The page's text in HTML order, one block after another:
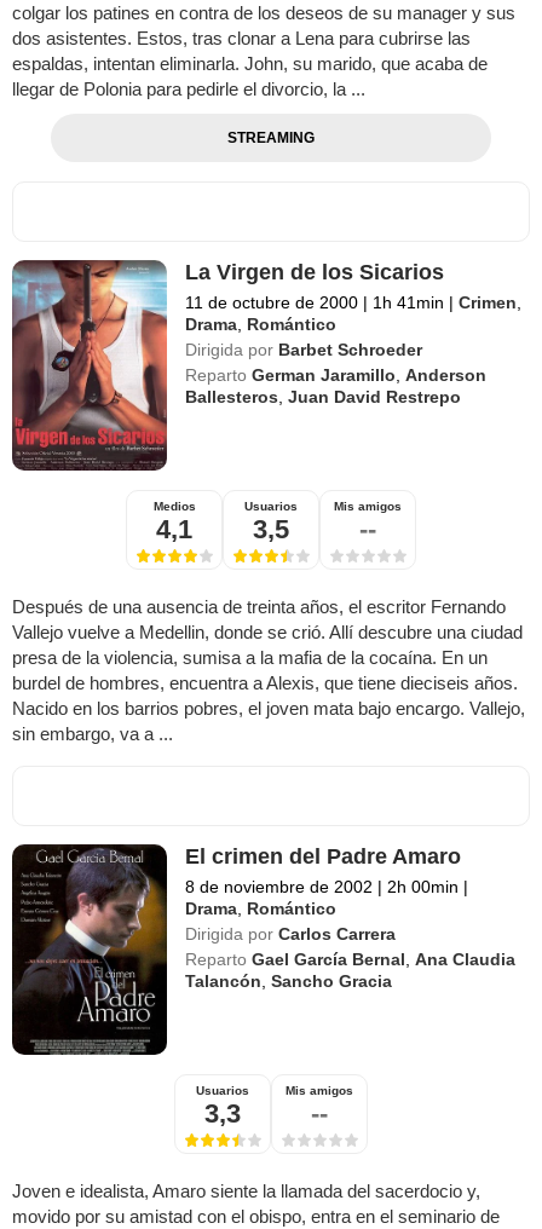
colgar los patines en contra de los deseos de su manager y sus
dos asistentes. Estos, tras clonar a Lena para cubrirse las
espaldas, intentan eliminarla. John, su marido, que acaba de
llegar de Polonia para pedirle el divorcio, la ...
STREAMING
La Virgen de los Sicarios
11 de octubre de 2000 | 1h 41min | Crimen,
Drama, Romántico
Dirigida por Barbet Schroeder
Reparto German Jaramillo,Anderson
Ballesteros,Juan David Restrepo
Medios
4,1
Usuarios
3,5
Mis amigos
--
Después de una ausencia de treinta años, el escritor Fernando
Vallejo vuelve a Medellin, donde se crió. Allí descubre una ciudad
presa de la violencia, sumisa a la mafia de la cocaína. En un
burdel de hombres, encuentra a Alexis, que tiene dieciseis años.
Nacido en los barrios pobres, el joven mata bajo encargo. Vallejo,
sin embargo, va a ...
El crimen del Padre Amaro
8 de noviembre de 2002 | 2h 00min |
Drama, Romántico
Dirigida por Carlos Carrera
Reparto Gael García Bernal,Ana Claudia
Talancón,Sancho Gracia
Usuarios
3,3
Mis amigos
--
Joven e idealista, Amaro siente la llamada del sacerdocio y,
movido por su amistad con el obispo, entra en el seminario de